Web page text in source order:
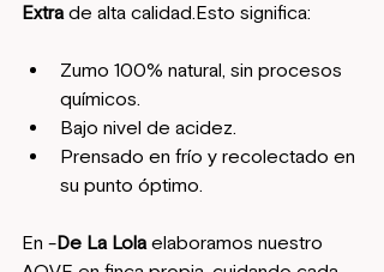
Extra de alta calidad.Esto significa:
Zumo 100% natural, sin procesos
químicos.
Bajo nivel de acidez.
Prensado en frío y recolectado en
su punto óptimo.
En -De La Lola elaboramos nuestro